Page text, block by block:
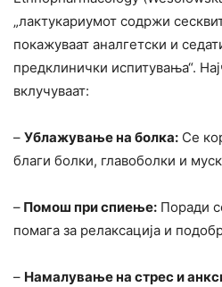
„лактукариумот содржи
покажуваат аналгетски и
предклинички испитувања“.
вклучуваат:
– Ублажување на болка: Се
благи болки, главоболки и
– Помош при спиење: Поради
помага за релаксација и
– Намалување на стрес и